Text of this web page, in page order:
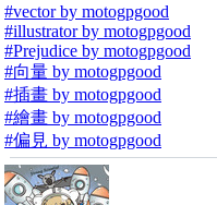
#vector by motogpgood
#illustrator by motogpgood
#Prejudice by motogpgood
#向量 by motogpgood
#插畫 by motogpgood
#繪畫 by motogpgood
#偏見 by motogpgood